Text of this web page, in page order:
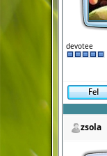
devotee
zsola